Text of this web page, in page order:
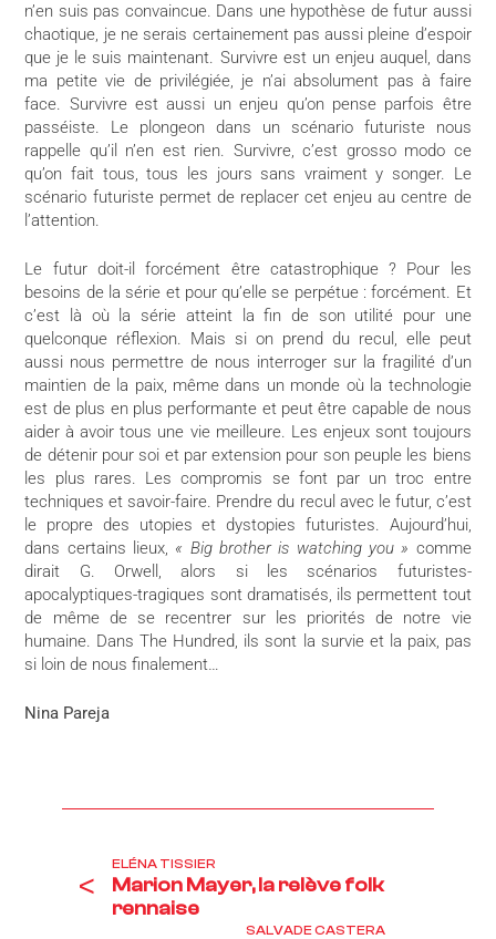
n’en suis pas convaincue. Dans une hypothèse de futur aussi
chaotique, je ne serais certainement pas aussi pleine d’espoir
que je le suis maintenant. Survivre est un enjeu auquel, dans
ma petite vie de privilégiée, je n’ai absolument pas à faire
face. Survivre est aussi un enjeu qu’on pense parfois être
passéiste. Le plongeon dans un scénario futuriste nous
rappelle qu’il n’en est rien. Survivre, c’est grosso modo ce
qu’on fait tous, tous les jours sans vraiment y songer. Le
scénario futuriste permet de replacer cet enjeu au centre de
l’attention.
Le futur doit-il forcément être catastrophique ? Pour les
besoins de la série et pour qu’elle se perpétue : forcément. Et
c’est là où la série atteint la fin de son utilité pour une
quelconque réflexion. Mais si on prend du recul, elle peut
aussi nous permettre de nous interroger sur la fragilité d’un
maintien de la paix, même dans un monde où la technologie
est de plus en plus performante et peut être capable de nous
aider à avoir tous une vie meilleure. Les enjeux sont toujours
de détenir pour soi et par extension pour son peuple les biens
les plus rares. Les compromis se font par un troc entre
techniques et savoir-faire. Prendre du recul avec le futur, c’est
le propre des utopies et dystopies futuristes. Aujourd’hui,
dans certains lieux, « Big brother is watching you » comme
dirait G. Orwell, alors si les scénarios futuristes-
apocalyptiques-tragiques sont dramatisés, ils permettent tout
de même de se recentrer sur les priorités de notre vie
humaine. Dans The Hundred, ils sont la survie et la paix, pas
si loin de nous finalement…
Nina Pareja
<
ELÉNA TISSIER
Marion Mayer, la relève folk
rennaise
SALVADE CASTERA